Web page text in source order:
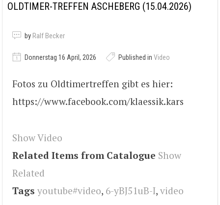
OLDTIMER-TREFFEN ASCHEBERG (15.04.2026)
by Ralf Becker
Donnerstag 16 April, 2026 Published in Video
Fotos zu Oldtimertreffen gibt es hier:
https://www.facebook.com/klaessik.kars
Show Video
Related Items from Catalogue Show
Related
Tags youtube#video, 6-yBJ51uB-I, video